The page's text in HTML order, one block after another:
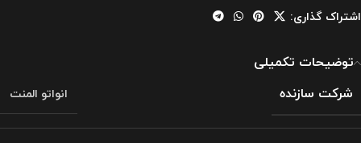
اشتراک گذاری:
توضیحات تکمیلی
شرکت سازنده
انواتو المنت